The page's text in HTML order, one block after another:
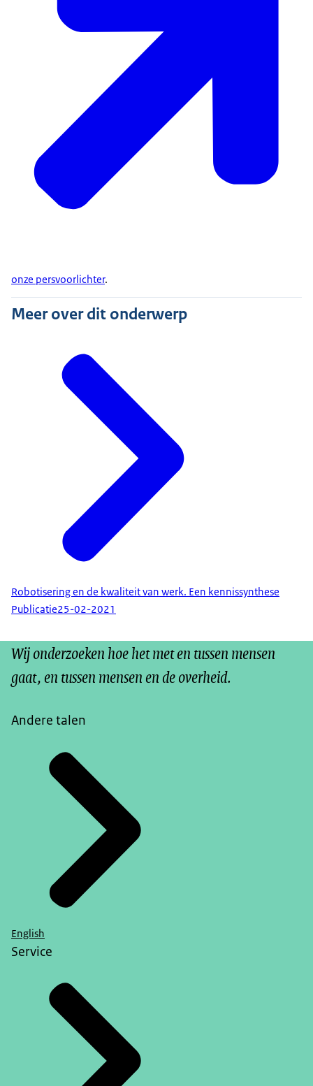
onze persvoorlichter.
Meer over dit onderwerp
Robotisering en de kwaliteit van werk. Een kennissynthese
Publicatie25-02-2021
Wij onderzoeken hoe het met en tussen mensen
gaat, en tussen mensen en de overheid.
Andere talen
English
Service